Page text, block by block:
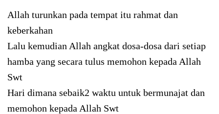
Allah turunkan pada tempat itu rahmat dan
keberkahan
Lalu kemudian Allah angkat dosa-dosa dari setiap
hamba yang secara tulus memohon kepada Allah
Swt
Hari dimana sebaik2 waktu untuk bermunajat dan
memohon kepada Allah Swt